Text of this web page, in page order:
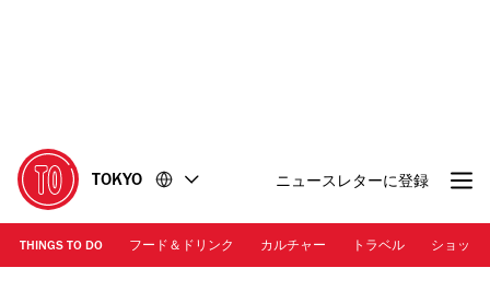
に
移
動
移
動
TOKYO ニュースレターに登録
THINGS TO DO フード＆ドリンク カルチャー トラベル ショッピ
Convivio | Time Out Tokyo